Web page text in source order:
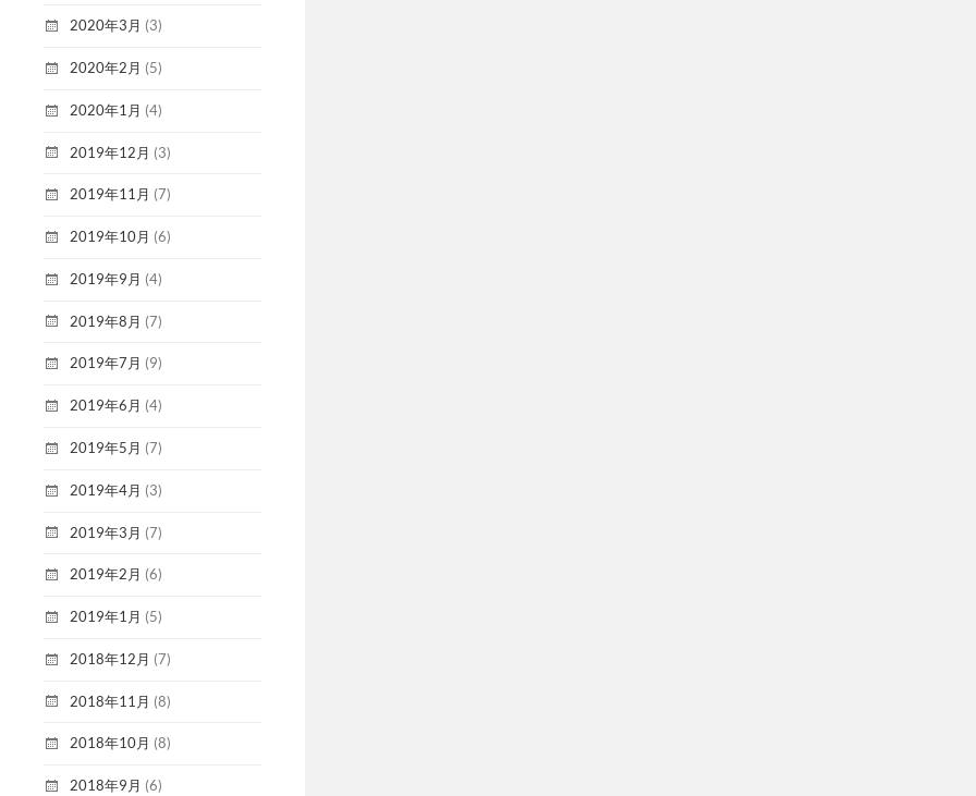
2020年3月 (3)
2020年2月 (5)
2020年1月 (4)
2019年12月 (3)
2019年11月 (7)
2019年10月 (6)
2019年9月 (4)
2019年8月 (7)
2019年7月 (9)
2019年6月 (4)
2019年5月 (7)
2019年4月 (3)
2019年3月 (7)
2019年2月 (6)
2019年1月 (5)
2018年12月 (7)
2018年11月 (8)
2018年10月 (8)
2018年9月 (6)